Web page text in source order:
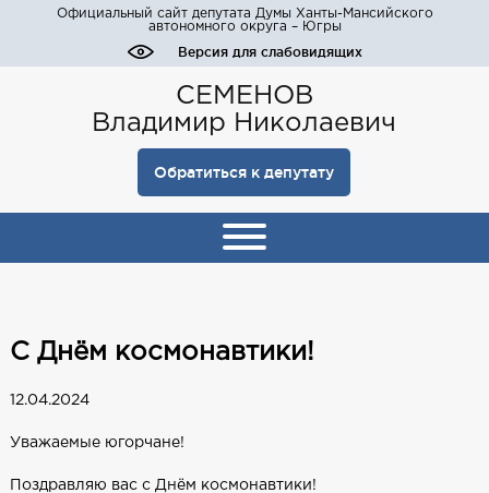
Официальный сайт депутата Думы Ханты-Мансийского
автономного округа – Югры
Версия для слабовидящих
СЕМЕНОВ
Владимир Николаевич
Обратиться к депутату
С Днём космонавтики!
12.04.2024
Уважаемые югорчане!
Поздравляю вас с Днём космонавтики!